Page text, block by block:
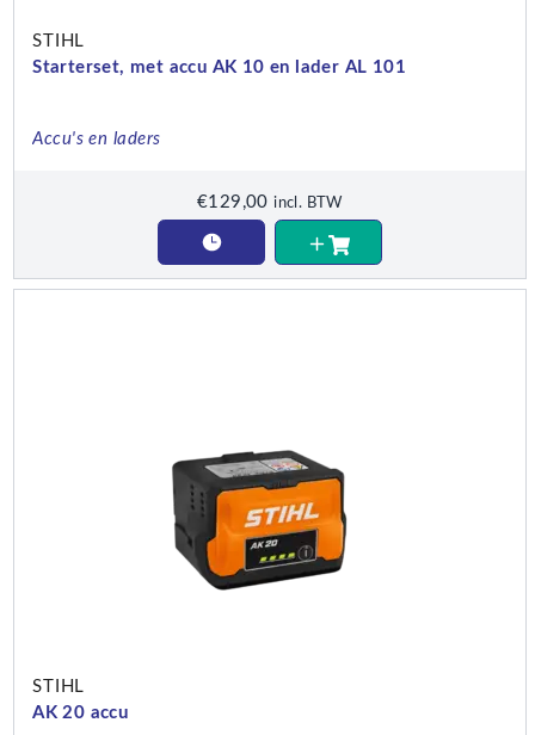
STIHL
Starterset, met accu AK 10 en lader AL 101
Accu's en laders
€129,00 incl. BTW
STIHL
AK 20 accu